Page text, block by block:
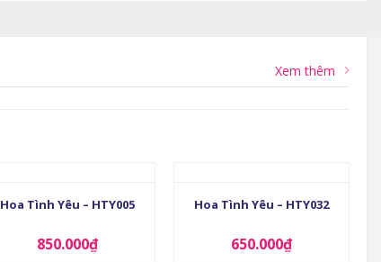
Xem thêm
Hoa Tình Yêu – HTY005
850.000₫
Hoa Tình Yêu – HTY032
650.000₫